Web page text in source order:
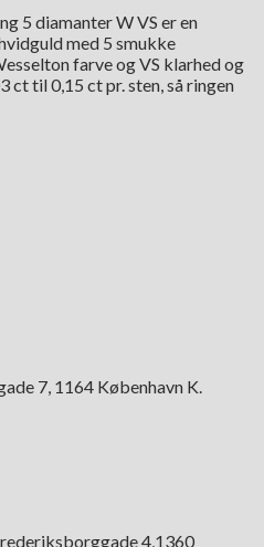
kr.
5 diamanter W VS er en
med 5 smukke
farve og VS klarhed og
ct til 0,15 ct pr. sten, så ringen
7, 1164 København K.
4,1360